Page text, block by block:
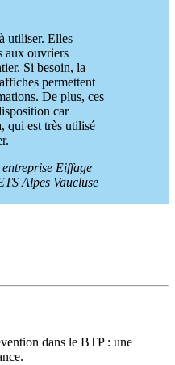
utiliser. Elles
aux ouvriers
Si besoin, la
permettent
De plus, ces
car
qui est très utilisé
Eiffage
Alpes Vaucluse
dans le BTP : une